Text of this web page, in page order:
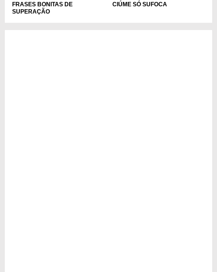
FRASES BONITAS DE
SUPERAÇÃO
CIÚME SÓ SUFOCA